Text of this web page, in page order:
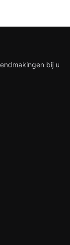
bij u